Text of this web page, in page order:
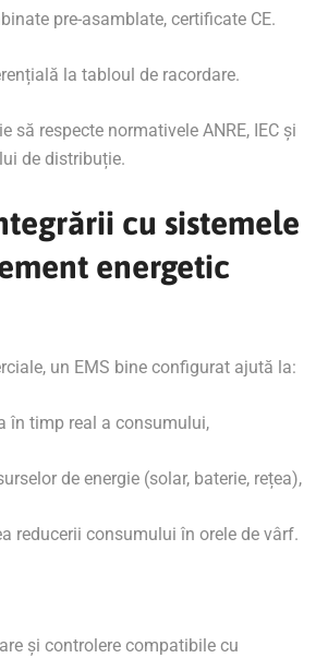
pre-asamblate, certificate CE.
la tabloul de racordare.
să respecte normativele ANRE, IEC și
de distribuție.
cu sistemele
energetic
un EMS bine configurat ajută la:
în timp real a consumului,
de energie (solar, baterie, rețea),
reducerii consumului în orele de vârf.
și controlere compatibile cu